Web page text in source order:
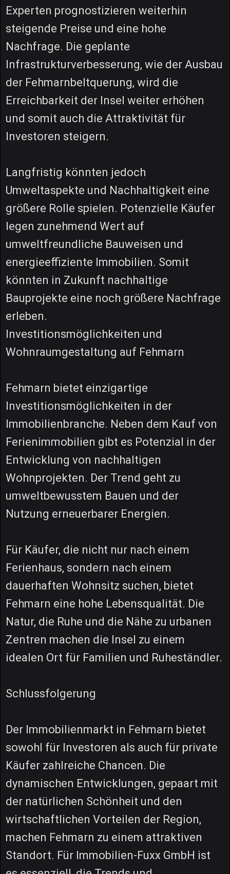
Experten prognostizieren weiterhin
steigende Preise und eine hohe
Nachfrage. Die geplante
Infrastrukturverbesserung, wie der Ausbau
der Fehmarnbeltquerung, wird die
Erreichbarkeit der Insel weiter erhöhen
und somit auch die Attraktivität für
Investoren steigern.
Langfristig könnten jedoch
Umweltaspekte und Nachhaltigkeit eine
größere Rolle spielen. Potenzielle Käufer
legen zunehmend Wert auf
umweltfreundliche Bauweisen und
energieeffiziente Immobilien. Somit
könnten in Zukunft nachhaltige
Bauprojekte eine noch größere Nachfrage
erleben.
Investitionsmöglichkeiten und
Wohnraumgestaltung auf Fehmarn
Fehmarn bietet einzigartige
Investitionsmöglichkeiten in der
Immobilienbranche. Neben dem Kauf von
Ferienimmobilien gibt es Potenzial in der
Entwicklung von nachhaltigen
Wohnprojekten. Der Trend geht zu
umweltbewusstem Bauen und der
Nutzung erneuerbarer Energien.
Für Käufer, die nicht nur nach einem
Ferienhaus, sondern nach einem
dauerhaften Wohnsitz suchen, bietet
Fehmarn eine hohe Lebensqualität. Die
Natur, die Ruhe und die Nähe zu urbanen
Zentren machen die Insel zu einem
idealen Ort für Familien und Ruheständler.
Schlussfolgerung
Der Immobilienmarkt in Fehmarn bietet
sowohl für Investoren als auch für private
Käufer zahlreiche Chancen. Die
dynamischen Entwicklungen, gepaart mit
der natürlichen Schönheit und den
wirtschaftlichen Vorteilen der Region,
machen Fehmarn zu einem attraktiven
Standort. Für Immobilien-Fuxx GmbH ist